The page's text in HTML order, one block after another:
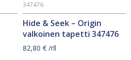
Hide & Seek – Origin
valkoinen tapetti 347476
347476
82,80 € /rll